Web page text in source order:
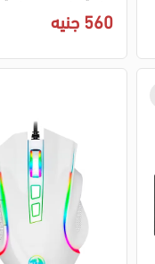
M609
560 جنيه